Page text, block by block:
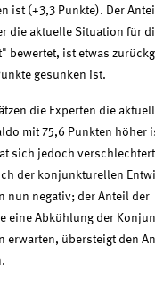
ist (+3,3 Punkte). Der
die aktuelle Situation für
bewertet, ist etwas
gesunken ist.
die Experten die
mit 75,6 Punkten höher
sich jedoch
der konjunkturellen
nun negativ; der Anteil der
eine Abkühlung der
erwarten, übersteigt den